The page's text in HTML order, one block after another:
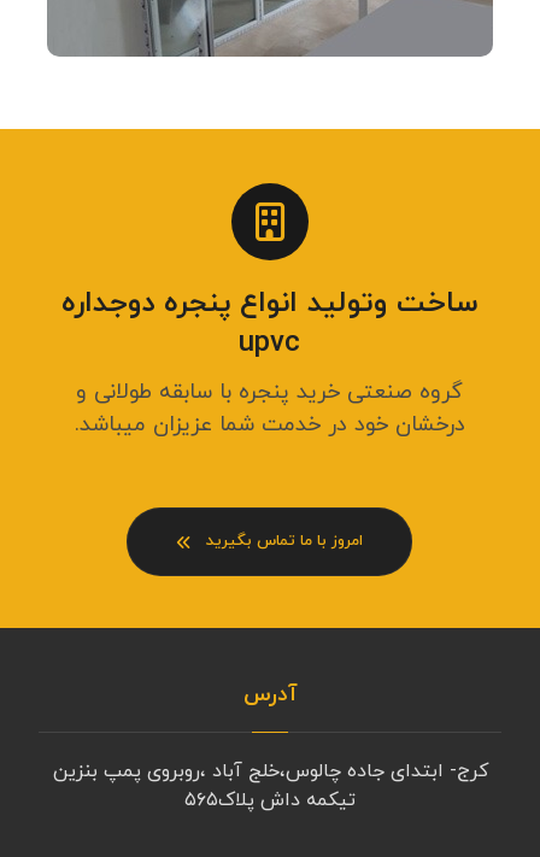
ساخت وتولید انواع پنجره دوجداره
upvc
گروه صنعتی خرید پنجره با سابقه طولانی و
درخشان خود در خدمت شما عزیزان میباشد.
امروز با ما تماس بگیرید
آدرس
کرج- ابتدای جاده چالوس،خلج آباد ،روبروی پمپ بنزین
تیکمه داش پلاک۵۶۵